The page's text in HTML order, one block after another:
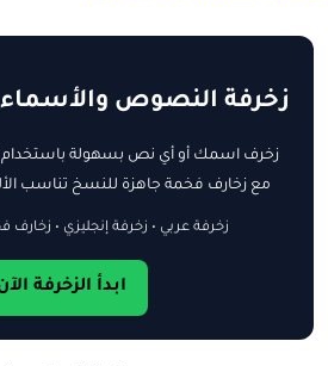
زخرفة النصوص والأسماء
زخرف اسمك أو أي نص بسهولة باستخدام
مع زخارف فخمة جاهزة للنسخ تناسب
زخرفة عربي • زخرفة إنجليزي •
ابدأ الزخرفة